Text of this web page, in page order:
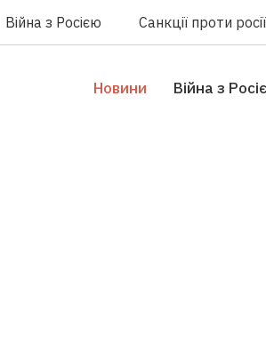
Війна з Росією Санкції проти росії
Новини Війна з